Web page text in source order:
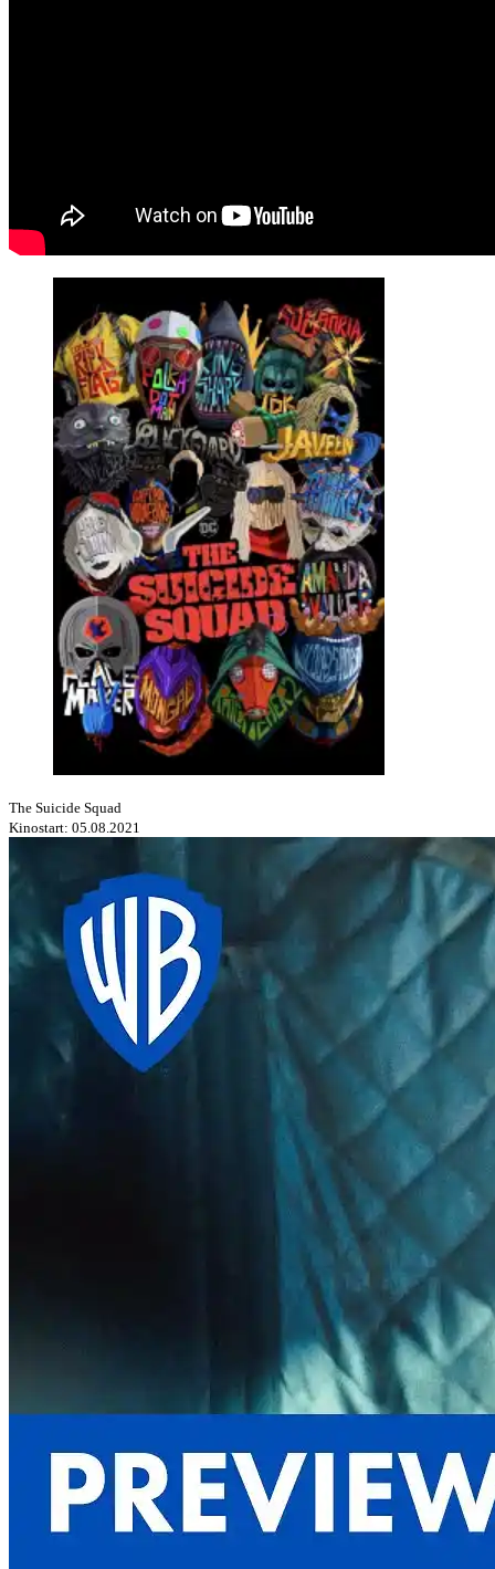
The Suicide Squad
Kinostart: 05.08.2021